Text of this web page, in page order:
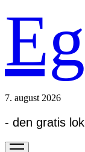
7. august 2026
- den gratis
open